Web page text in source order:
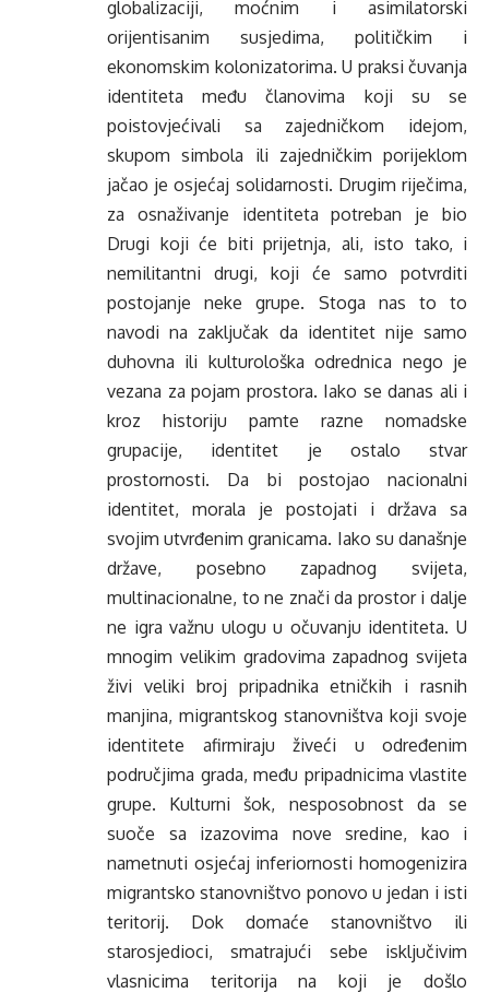
globalizaciji, moćnim i asimilatorski
orijentisanim susjedima, političkim i
ekonomskim kolonizatorima. U praksi čuvanja
identiteta među članovima koji su se
poistovjećivali sa zajedničkom idejom,
skupom simbola ili zajedničkim porijeklom
jačao je osjećaj solidarnosti. Drugim riječima,
za osnaživanje identiteta potreban je bio
Drugi koji će biti prijetnja, ali, isto tako, i
nemilitantni drugi, koji će samo potvrditi
postojanje neke grupe. Stoga nas to to
navodi na zaključak da identitet nije samo
duhovna ili kulturološka odrednica nego je
vezana za pojam prostora. Iako se danas ali i
kroz historiju pamte razne nomadske
grupacije, identitet je ostalo stvar
prostornosti. Da bi postojao nacionalni
identitet, morala je postojati i država sa
svojim utvrđenim granicama. Iako su današnje
države, posebno zapadnog svijeta,
multinacionalne, to ne znači da prostor i dalje
ne igra važnu ulogu u očuvanju identiteta. U
mnogim velikim gradovima zapadnog svijeta
živi veliki broj pripadnika etničkih i rasnih
manjina, migrantskog stanovništva koji svoje
identitete afirmiraju živeći u određenim
područjima grada, među pripadnicima vlastite
grupe. Kulturni šok, nesposobnost da se
suoče sa izazovima nove sredine, kao i
nametnuti osjećaj inferiornosti homogenizira
migrantsko stanovništvo ponovo u jedan i isti
teritorij. Dok domaće stanovništvo ili
starosjedioci, smatrajući sebe isključivim
vlasnicima teritorija na koji je došlo